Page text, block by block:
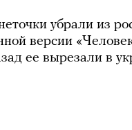
убрали из
версии
ее вырезали в